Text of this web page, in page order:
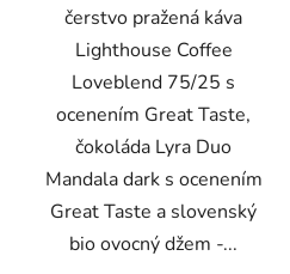
čerstvo pražená káva
Lighthouse Coffee
Loveblend 75/25 s
ocenením Great Taste,
čokoláda Lyra Duo
Mandala dark s ocenením
Great Taste a slovenský
bio ovocný džem -...